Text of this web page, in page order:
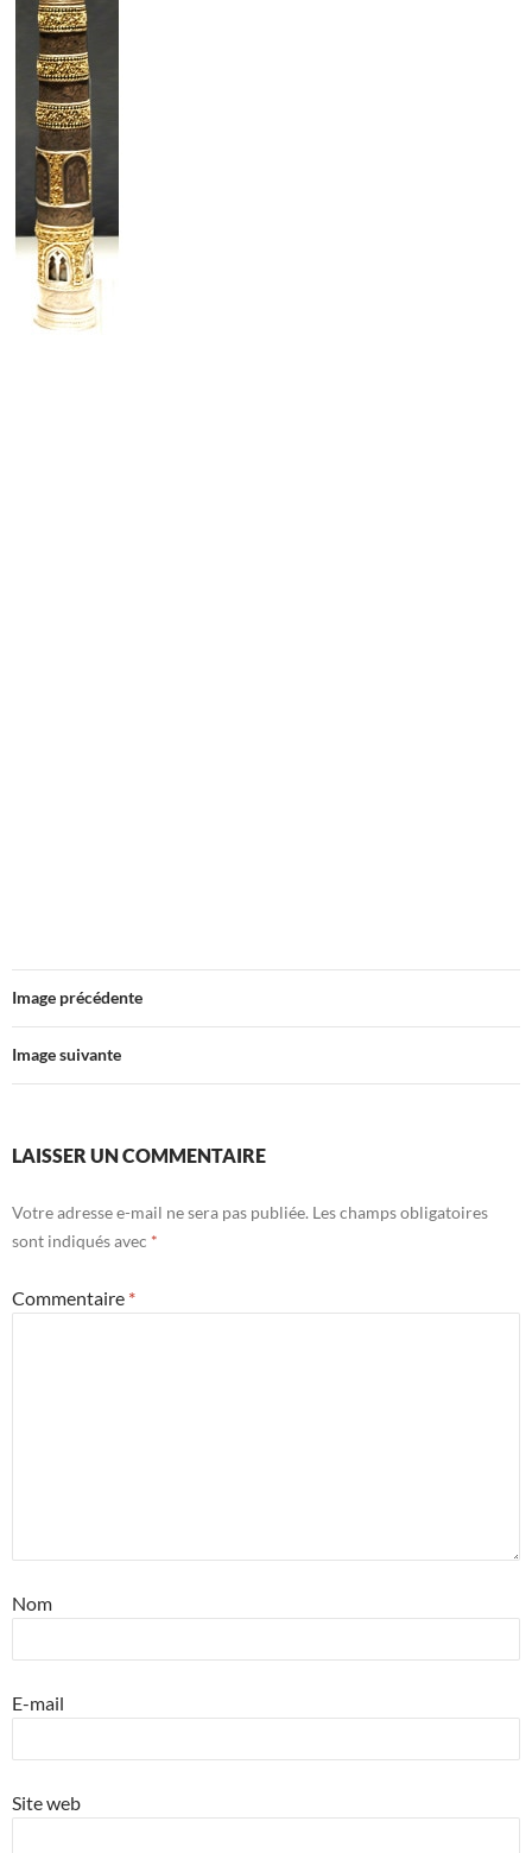
Image précédente
Image suivante
LAISSER UN COMMENTAIRE
Votre adresse e-mail ne sera pas publiée. Les champs obligatoires
sont indiqués avec *
Commentaire *
Nom
E-mail
Site web